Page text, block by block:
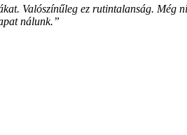
Valószínűleg ez rutintalanság.
nálunk.”